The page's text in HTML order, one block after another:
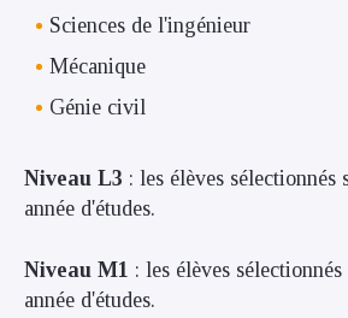
Sciences de l'ingénieur
Mécanique
Génie civil
Niveau L3 : les élèves sélectionnés
année d'études.
Niveau M1 : les élèves
année d'études.